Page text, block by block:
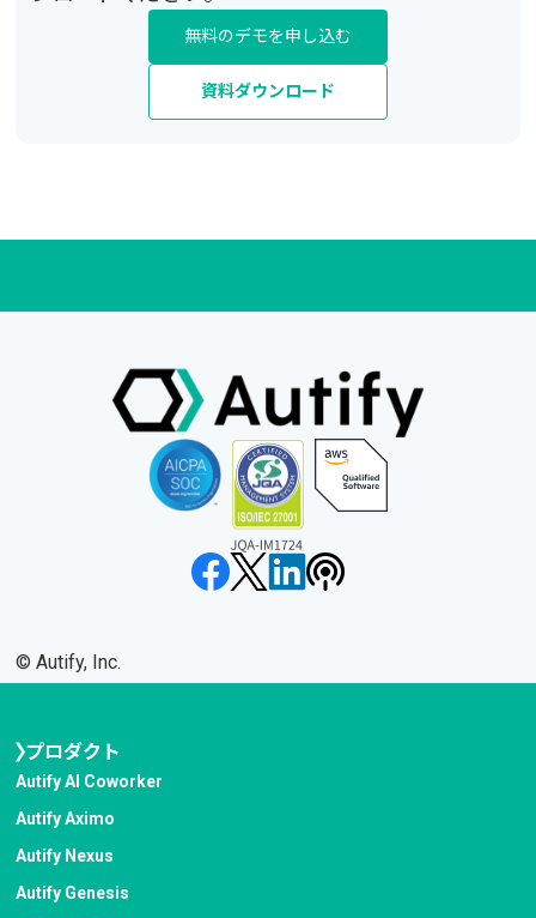
無料のデモを申し込む
資料ダウンロード
©︎ Autify, Inc.
プロダクト
Autify AI Coworker
Autify Aximo
Autify Nexus
Autify Genesis